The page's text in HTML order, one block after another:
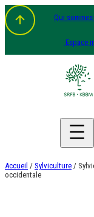
Aller
au
contenu
Qui
Espace
Accueil / Sylviculture /
occidentale